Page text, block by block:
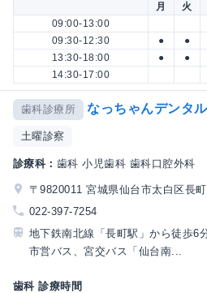
月 火
09:00-13:00
09:30-12:30
● ●
13:30-18:00
● ●
14:30-17:00
歯科診療所 なっちゃんデンタル
土曜診察
診療科： 歯科 小児歯科 歯科口腔外科
〒9820011 宮城県仙台市太白区長
022-397-7254
地下鉄南北線「長町駅」から徒歩6
市営バス、宮交バス「仙台南...
歯科 診療時間